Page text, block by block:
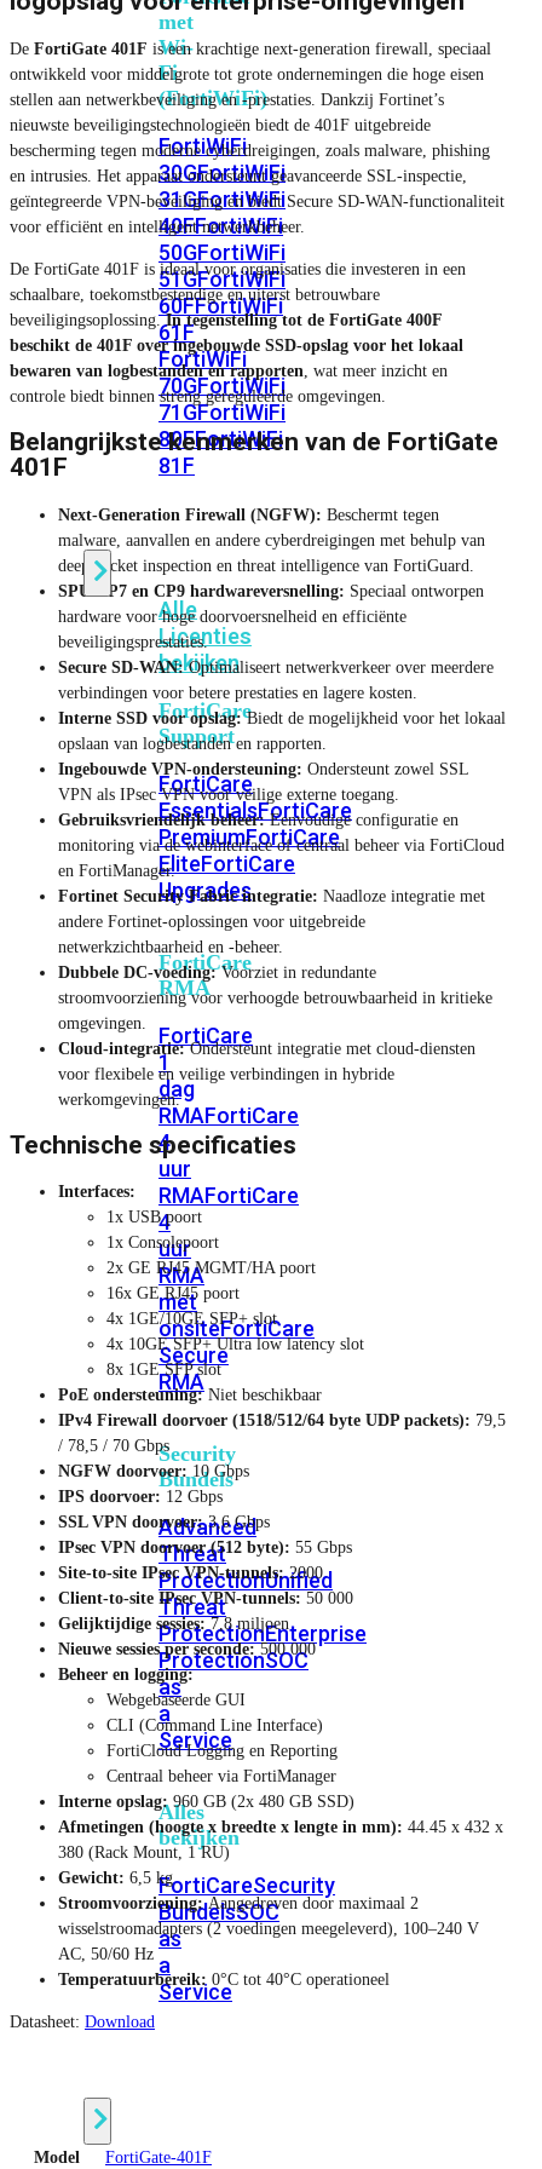
met
Wi-
Fi
(FortiWiFi)
FortiWiFi
30GFortiWiFi
31GFortiWiFi
40FFortiWiFi
50GFortiWiFi
51GFortiWiFi
60FFortiWiFi
61F
FortiWiFi
70GFortiWiFi
71GFortiWiFi
80FFortiWiFi
81F
Licentie
Alle
Licenties
bekijken
FortiCare
Support
FortiCare
EssentialsFortiCare
PremiumFortiCare
EliteFortiCare
Upgrades
FortiCare
RMA
FortiCare
1
dag
RMAFortiCare
4
uur
RMAFortiCare
4
uur
RMA
met
onsiteFortiCare
Secure
RMA
Security
Bundels
Advanced
Threat
ProtectionUnified
Threat
ProtectionEnterprise
ProtectionSOC
as
a
Service
Alles
bekijken
FortiCareSecurity
BundelsSOC
as
a
Service
De FortiGate 401F is een krachtige next-generation firewall, speciaal
ontwikkeld voor middelgrote tot grote ondernemingen die hoge eisen
stellen aan netwerkbeveiliging en -prestaties. Dankzij Fortinet’s
nieuwste beveiligingstechnologieën biedt de 401F uitgebreide
bescherming tegen moderne cyberdreigingen, zoals malware, phishing
en intrusies. Het apparaat ondersteunt geavanceerde SSL-inspectie,
geïntegreerde VPN-beveiliging en biedt Secure SD-WAN-functionaliteit
voor efficiënt en intelligent netwerkbeheer.
De FortiGate 401F is ideaal voor organisaties die investeren in een
schaalbare, toekomstbestendige en uiterst betrouwbare
beveiligingsoplossing.In tegenstelling tot de FortiGate 400F
beschikt de 401F over ingebouwde SSD-opslag voor het lokaal
bewaren van logbestanden en rapporten , wat meer inzicht en
controle biedt binnen streng gereguleerde omgevingen.
Belangrijkste kenmerken van de FortiGate
401F
Next-Generation Firewall (NGFW): Beschermt tegen
malware, aanvallen en andere cyberdreigingen met behulp van
deep packet inspection en threat intelligence van FortiGuard.
SPU NP7 en CP9 hardwareversnelling: Speciaal ontworpen
hardware voor hoge doorvoersnelheid en efficiënte
beveiligingsprestaties.
Secure SD-WAN:Optimaliseert netwerkverkeer over meerdere
verbindingen voor betere prestaties en lagere kosten.
Interne SSD voor opslag:Biedt de mogelijkheid voor het lokaal
opslaan van logbestanden en rapporten.
Ingebouwde VPN-ondersteuning: Ondersteunt zowel SSL
VPN als IPsec VPN voor veilige externe toegang.
Gebruiksvriendelijk beheer:Eenvoudige configuratie en
monitoring via de webinterface of centraal beheer via FortiCloud
en FortiManager.
Fortinet Security Fabric integratie: Naadloze integratie met
andere Fortinet-oplossingen voor uitgebreide
netwerkzichtbaarheid en -beheer.
Dubbele DC-voeding:Voorziet in redundante
stroomvoorziening voor verhoogde betrouwbaarheid in kritieke
omgevingen.
Cloud-integratie:Ondersteunt integratie met cloud-diensten
voor flexibele en veilige verbindingen in hybride
werkomgevingen.
Technische specificaties
Interfaces:
1x USB poort
1x Consolepoort
2x GE RJ45 MGMT/HA poort
16x GE RJ45 poort
4x 1GE/10GE SFP+ slot
4x 10GE SFP+ Ultra low latency slot
8x 1GE SFP slot
PoE ondersteuning:Niet beschikbaar
IPv4 Firewall doorvoer (1518/512/64 byte UDP packets): 79,5
/ 78,5 / 70 Gbps
NGFW doorvoer: 10 Gbps
IPS doorvoer: 12 Gbps
SSL VPN doorvoer:3,6 Gbps
IPsec VPN doorvoer (512 byte): 55 Gbps
Site-to-site IPsec VPN-tunnels:2000
Client-to-site IPsec VPN-tunnels: 50 000
Gelijktijdige sessies: 7,8 miljoen
Nieuwe sessies per seconde:500 000
Beheer en logging:
Webgebaseerde GUI
CLI (Command Line Interface)
FortiCloud Logging en Reporting
Centraal beheer via FortiManager
Interne opslag: 960 GB (2x 480 GB SSD)
Afmetingen (hoogte x breedte x lengte in mm): 44.45 x 432 x
380 (Rack Mount, 1 RU)
Gewicht: 6,5 kg
Stroomvoorziening:Aangedreven door maximaal 2
wisselstroomadapters (2 voedingen meegeleverd), 100–240 V
AC, 50/60 Hz
Temperatuurbereik: 0°C tot 40°C operationeel
Datasheet: Download
Model FortiGate-401F